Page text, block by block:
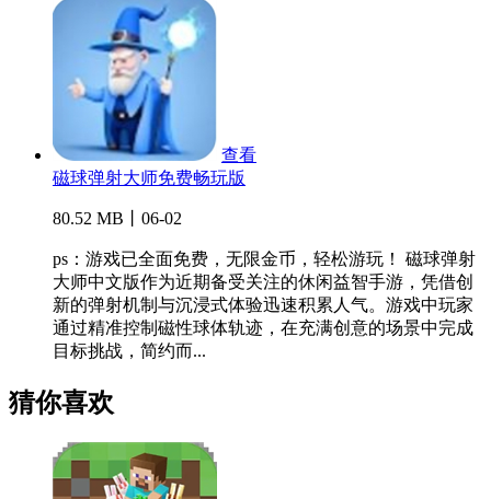
查看
磁球弹射大师免费畅玩版
80.52 MB丨06-02
ps：游戏已全面免费，无限金币，轻松游玩！ 磁球弹射
大师中文版作为近期备受关注的休闲益智手游，凭借创
新的弹射机制与沉浸式体验迅速积累人气。游戏中玩家
通过精准控制磁性球体轨迹，在充满创意的场景中完成
目标挑战，简约而...
猜你喜欢